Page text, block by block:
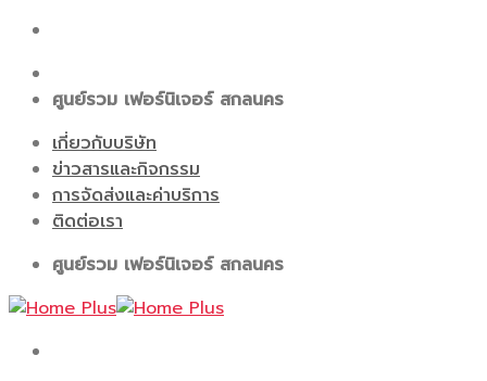
Skip
content
ศูนย์รวม เฟอร์นิเจอร์ สกลนคร
เกี่ยวกับบริษัท
ข่าวสารและกิจกรรม
การจัดส่งและค่าบริการ
ติดต่อเรา
ศูนย์รวม เฟอร์นิเจอร์ สกลนคร